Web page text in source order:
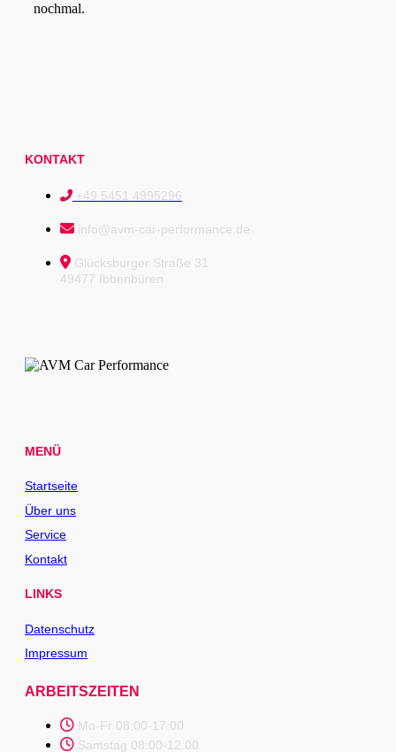
nochmal.
KONTAKT
+49 5451 4995296
info@avm-car-performance.de
Glücksburger Straße 31
49477 Ibbenbüren
MENÜ
Startseite
Über uns
Service
Kontakt
LINKS
Datenschutz
Impressum
ARBEITSZEITEN
Mo-Fr 08:00-17:00
Samstag 08:00-12:00